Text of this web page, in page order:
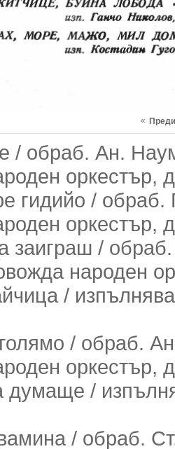
«
/ обраб. Ан.
оркестър,
гидийо /
оркестър,
заиграш /
народен
/
/ обраб.
оркестър,
/
/ обраб.